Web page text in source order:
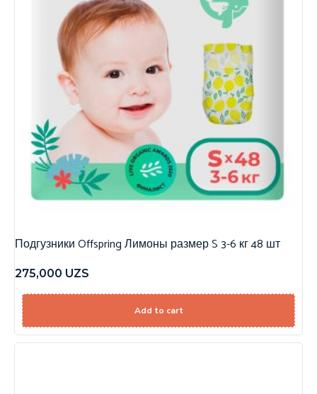
Подгузники Offspring Лимоны размер S 3-6 кг 48 шт
275,000 UZS
Add to cart